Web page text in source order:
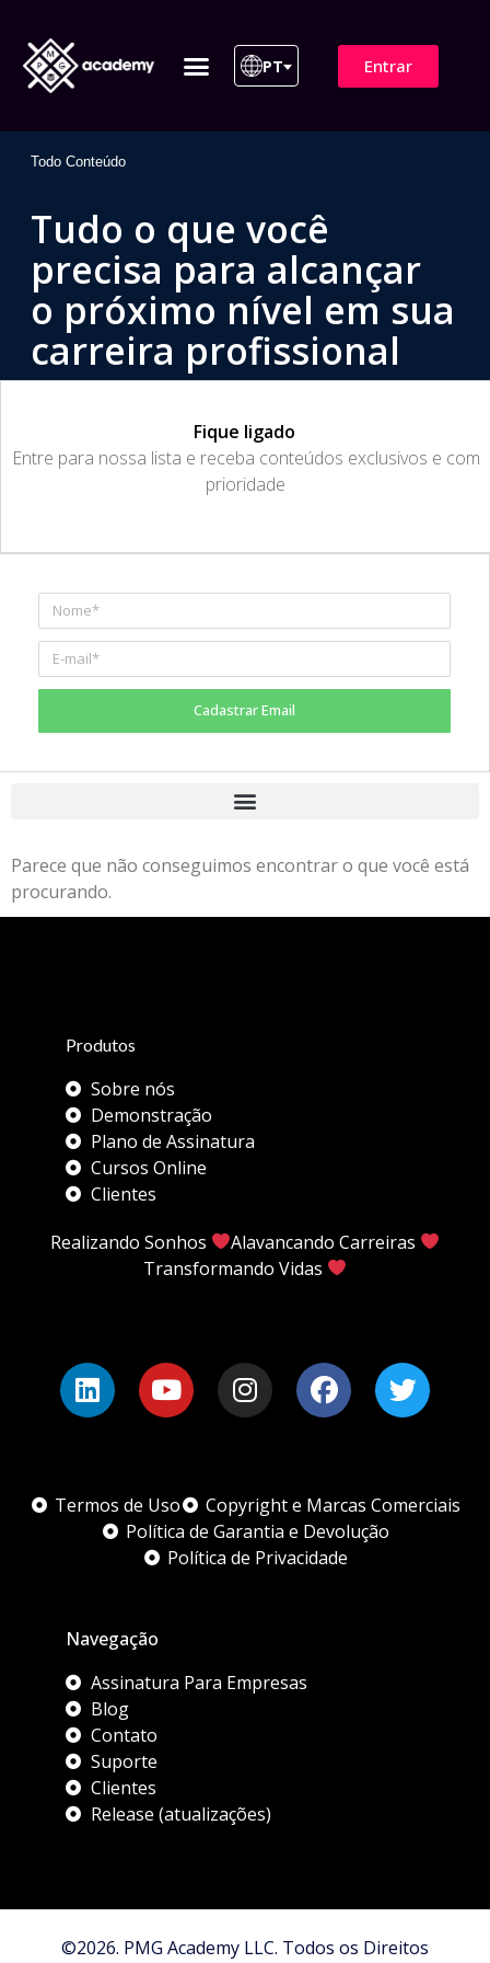
PT Entrar
Todo Conteúdo
Tudo o que você
precisa para alcançar
o próximo nível em sua
carreira profissional
Fique ligado
​Entre para nossa lista e receba conteúdos exclusivos e com
prioridade
Cadastrar Email
Parece que não conseguimos encontrar o que você está
procurando.
Produtos
Sobre nós
Demonstração
Plano de Assinatura
Cursos Online
Clientes
Realizando Sonhos
Alavancando Carreiras
Transformando Vidas
Termos de Uso
Copyright e Marcas Comerciais
Política de Garantia e Devolução
Política de Privacidade
Navegação
Assinatura Para Empresas
Blog
Contato
Suporte
Clientes
Release (atualizações)
©2026. PMG Academy LLC. Todos os Direitos